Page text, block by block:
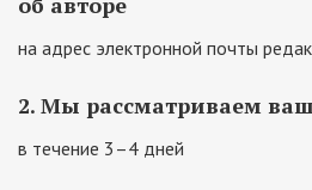
на адрес электронной почты
2. Мы рассматриваем
в течение 3–4 дней